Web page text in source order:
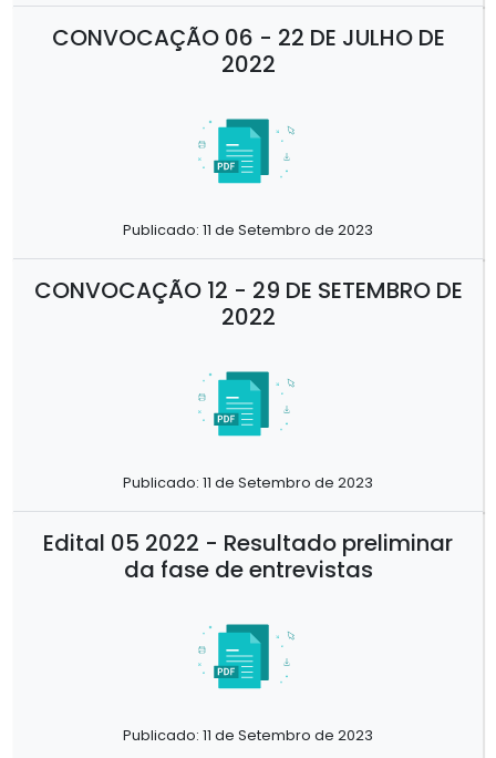
CONVOCAÇÃO 06 - 22 DE JULHO DE
2022
Publicado: 11 de Setembro de 2023
CONVOCAÇÃO 12 - 29 DE SETEMBRO DE
2022
Publicado: 11 de Setembro de 2023
Edital 05 2022 - Resultado preliminar
da fase de entrevistas
Publicado: 11 de Setembro de 2023